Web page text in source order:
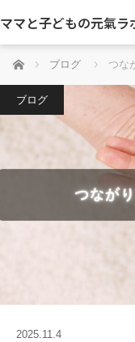
ママと子どもの元氣
ホーム ブログ つな
ブログ
2025.11.4